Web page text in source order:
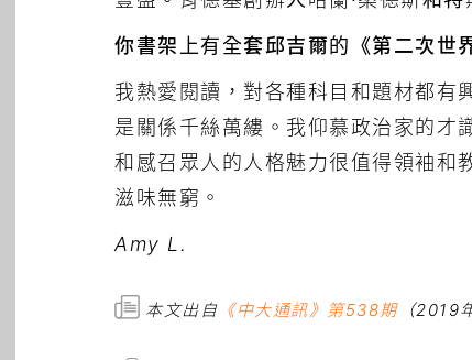
你書架上有全套邱吉爾的《第二次世
我熱愛閱讀，對各種科目和題材都有
是關係千絲萬縷。我仰慕政治家的才
和感召眾人的人格魅力很值得領袖和
滋味無窮。
Amy L.
本文出自 《中大通訊》第538期（2019